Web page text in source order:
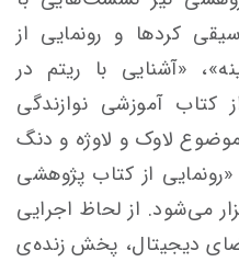
کردها و رونمایی از
«آشنایی با ریتم در
کتاب آموزشی نوازندگی
لاوک و لاوژه و دنگ
از کتاب پژوهشی
می‌شود. از لحاظ اجرایی
فضای دیجیتال، پخش زنده‌ی